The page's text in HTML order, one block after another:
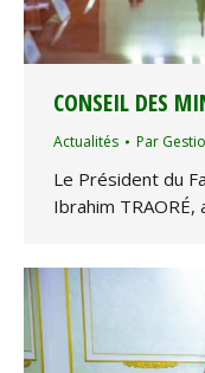
CONSEIL DES
Actualités Par
Le Président du
Ibrahim